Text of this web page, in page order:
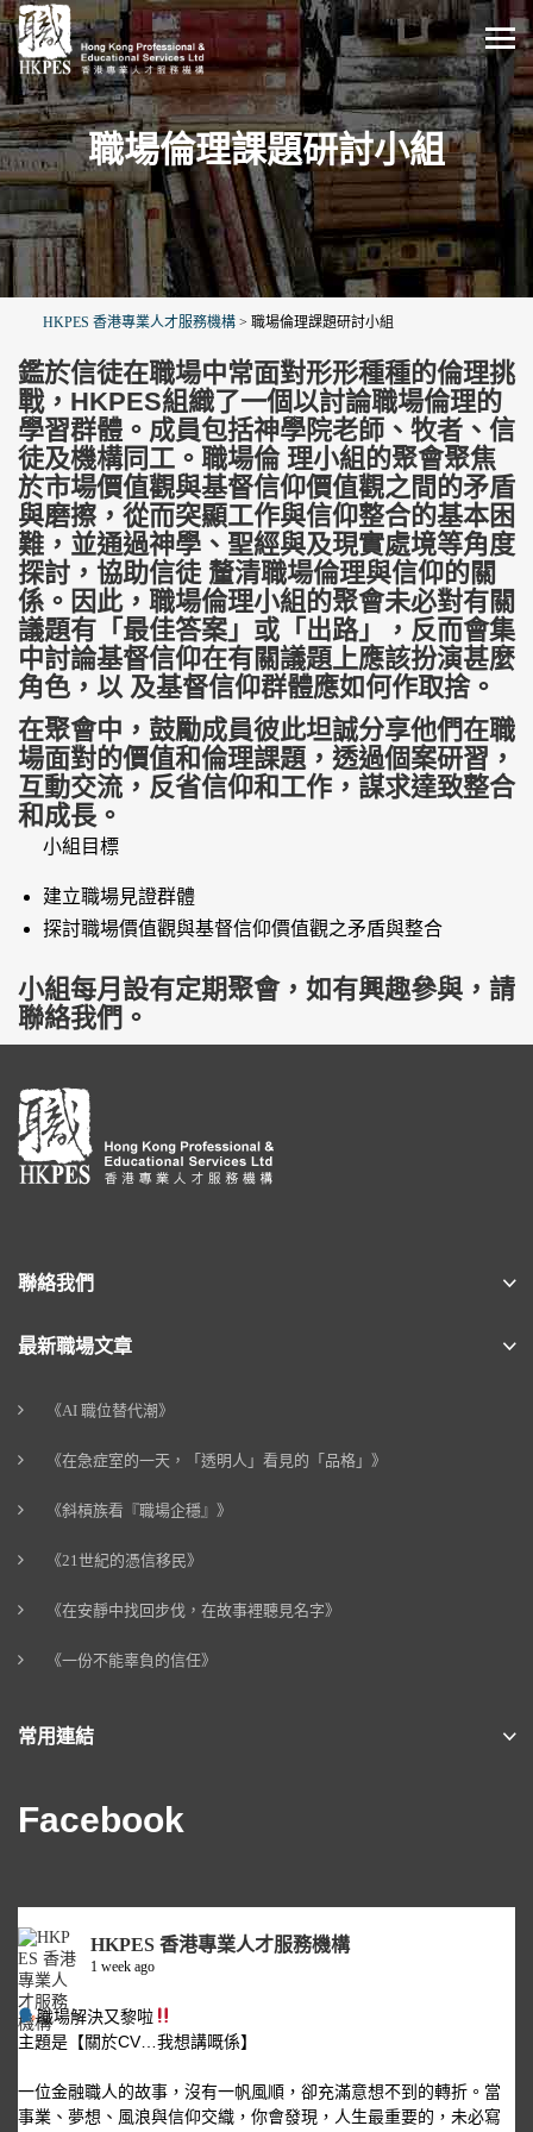
職場倫理課題研討小組
HKPES 香港專業人才服務機構 > 職場倫理課題研討小組
鑑於信徒在職場中常面對形形種種的倫理挑
戰，HKPES組織了一個以討論職場倫理的
學習群體。成員包括神學院老師、牧者、信
徒及機構同工。職場倫 理小組的聚會聚焦
於市場價值觀與基督信仰價值觀之間的矛盾
與磨擦，從而突顯工作與信仰整合的基本困
難，並通過神學、聖經與及現實處境等角度
探討，協助信徒 釐清職場倫理與信仰的關
係。因此，職場倫理小組的聚會未必對有關
議題有「最佳答案」或「出路」，反而會集
中討論基督信仰在有關議題上應該扮演甚麼
角色，以 及基督信仰群體應如何作取捨。
在聚會中，鼓勵成員彼此坦誠分享他們在職
場面對的價值和倫理課題，透過個案研習，
互動交流，反省信仰和工作，謀求達致整合
和成長。
小組目標
建立職場見證群體
探討職場價值觀與基督信仰價值觀之矛盾與整合
小組每月設有定期聚會，如有興趣參與，請
聯絡我們。
聯絡我們
最新職場文章
《AI 職位替代潮》
《在急症室的一天，「透明人」看見的「品格」》
《斜槓族看『職場企穩』》
《21世紀的憑信移民》
《在安靜中找回步伐，在故事裡聽見名字》
《一份不能辜負的信任》
常用連結
Facebook
HKPES 香港專業人才服務機構
1 week ago
職場解決又黎啦
主題是【關於CV…我想講嘅係】
一位金融職人的故事，沒有一帆風順，卻充滿意想不到的轉折。當
事業、夢想、風浪與信仰交織，你會發現，人生最重要的，未必寫